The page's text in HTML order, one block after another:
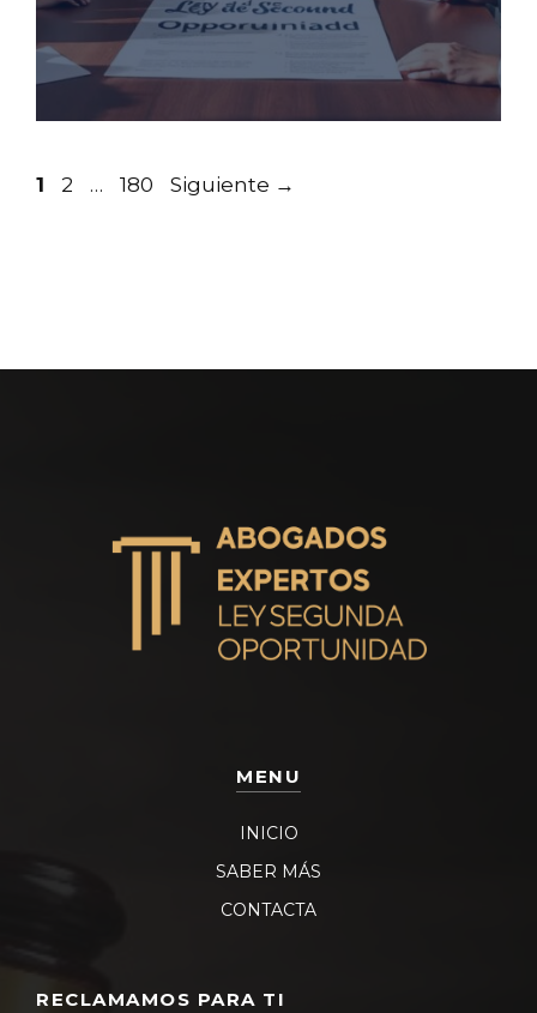
Página
1 Página
2 … Página
180 Siguiente →
MENU
INICIO
SABER MÁS
CONTACTA
RECLAMAMOS PARA TI